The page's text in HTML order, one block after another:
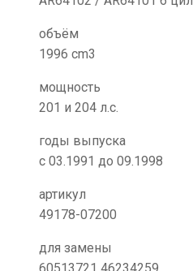
объём
1996 cm3
мощность
201 и 204 л.с.
годы выпуска
с 03.1991 до 09.1998
артикул
49178-07200
для замены
60513721 46234259